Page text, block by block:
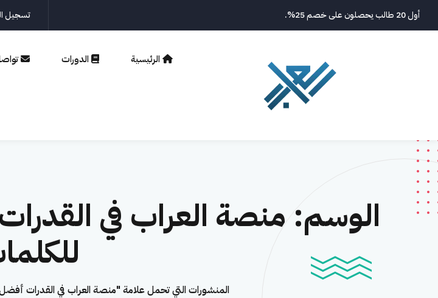
أول 20 طالب يحصلون على خصم 25%. تسجيل
الرئيسية الدورات
الوسم: منصة العراب في
المنشورات التي تحمل علامة "منصة العراب في القدرات